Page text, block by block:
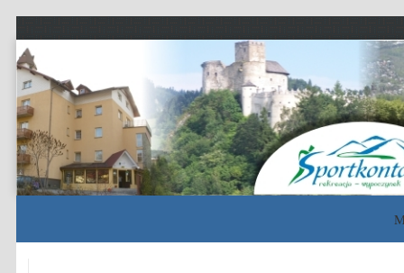
Sportkontakt
rekreacja – wypoczynek – sport